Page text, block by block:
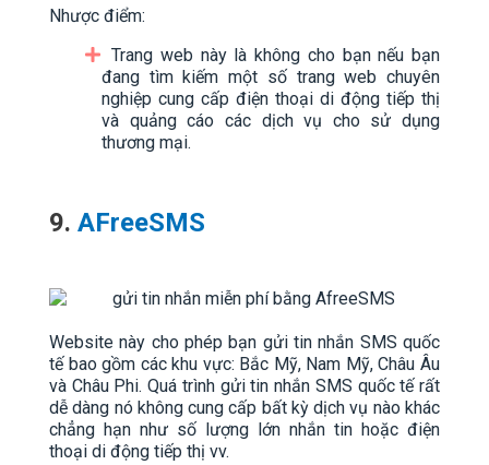
Nhược điểm:
Trang web này là không cho bạn nếu bạn
đang tìm kiếm một số trang web chuyên
nghiệp cung cấp điện thoại di động tiếp thị
và quảng cáo các dịch vụ cho sử dụng
thương mại.
9. AFreeSMS
Website này cho phép bạn gửi tin nhắn SMS quốc
tế bao gồm các khu vực: Bắc Mỹ, Nam Mỹ, Châu Âu
và Châu Phi. Quá trình gửi tin nhắn SMS quốc tế rất
dễ dàng nó không cung cấp bất kỳ dịch vụ nào khác
chẳng hạn như số lượng lớn nhắn tin hoặc điện
thoại di động tiếp thị vv.